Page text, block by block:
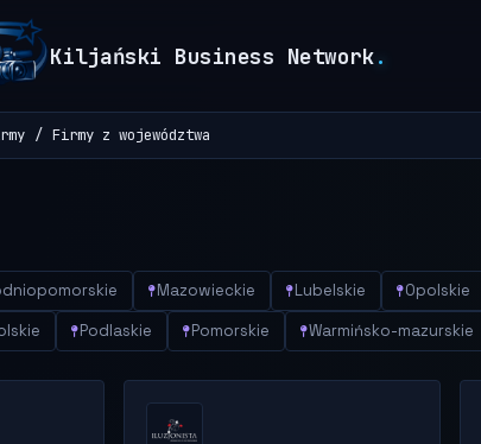
Kiljański Business Network.
Firmy z województwa
Mazowieckie Lubelskie Opolskie
Podlaskie Pomorskie Warmińsko-mazurskie